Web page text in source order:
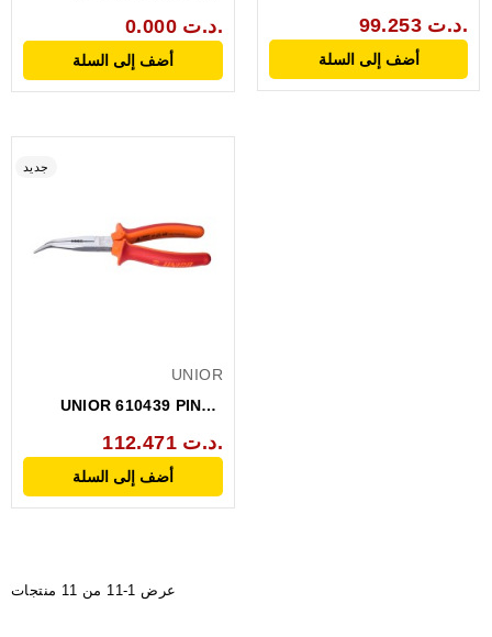
0.000 د.ت.
أضف إلى السلة
99.253 د.ت.
أضف إلى السلة
جديد
UNIOR
UNIOR 610439 PINCE
112.471 د.ت.
أضف إلى السلة
عرض 1-11 من 11 منتجات